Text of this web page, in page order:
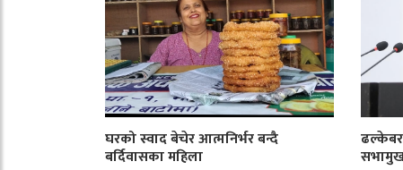
घरको स्वाद बेचेर आत्मनिर्भर बन्दै
बर्दिवासका महिला
ढल्केबर